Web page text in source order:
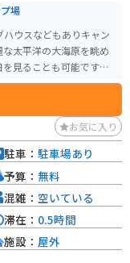
場
ウスなどもありキャン
太平洋の大海原を眺め
見ることも可能です。夜
ます。 ダイビン
おり、公園全体が白い
象的です。白さの正体
た石灰岩が周辺一帯に広
お気に入り
駐車： 駐車場あり
予算： 無料
混雑： 空いている
滞在： 0.5時間
施設： 屋外